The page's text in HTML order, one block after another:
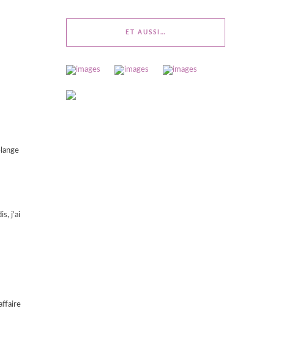
j’ai
ET AUSSI…